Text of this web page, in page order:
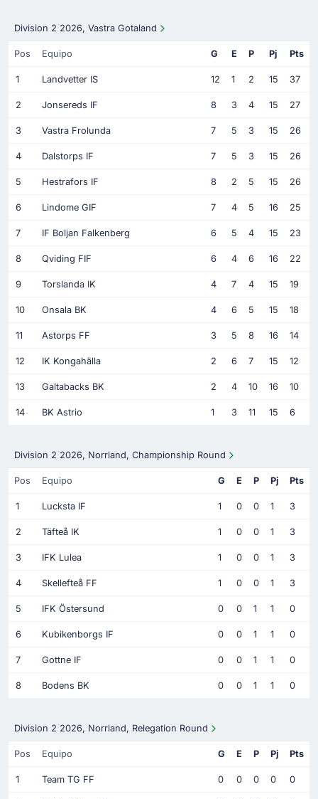
Division 2 2026, Vastra Gotaland
Pos Equipo G E P Pj Pts
1 Landvetter IS 12 1 2 15 37
2 Jonsereds IF 8 3 4 15 27
3 Vastra Frolunda 7 5 3 15 26
4 Dalstorps IF 7 5 3 15 26
5 Hestrafors IF 8 2 5 15 26
6 Lindome GIF 7 4 5 16 25
7 IF Boljan Falkenberg 6 5 4 15 23
8 Qviding FIF 6 4 6 16 22
9 Torslanda IK 4 7 4 15 19
10 Onsala BK 4 6 5 15 18
11 Astorps FF 3 5 8 16 14
12 IK Kongahälla 2 6 7 15 12
13 Galtabacks BK 2 4 10 16 10
14 BK Astrio 1 3 11 15 6
Division 2 2026, Norrland, Championship Round
Pos Equipo G E P Pj Pts
1 Lucksta IF 1 0 0 1 3
2 Täfteå IK 1 0 0 1 3
3 IFK Lulea 1 0 0 1 3
4 Skellefteå FF 1 0 0 1 3
5 IFK Östersund 0 0 1 1 0
6 Kubikenborgs IF 0 0 1 1 0
7 Gottne IF 0 0 1 1 0
8 Bodens BK 0 0 1 1 0
Division 2 2026, Norrland, Relegation Round
Pos Equipo G E P Pj Pts
1 Team TG FF 0 0 0 0 0